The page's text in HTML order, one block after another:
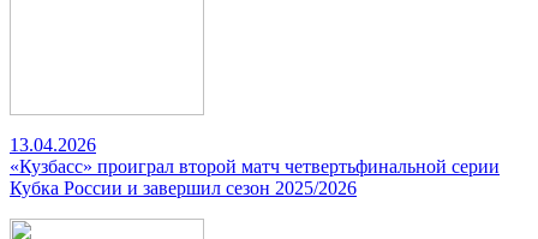
13.04.2026
«Кузбасс» проиграл второй матч четвертьфинальной серии
Кубка России и завершил сезон 2025/2026